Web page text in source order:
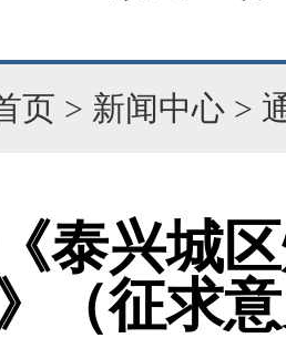
页 > 新闻中心 >
泰兴城
（征求